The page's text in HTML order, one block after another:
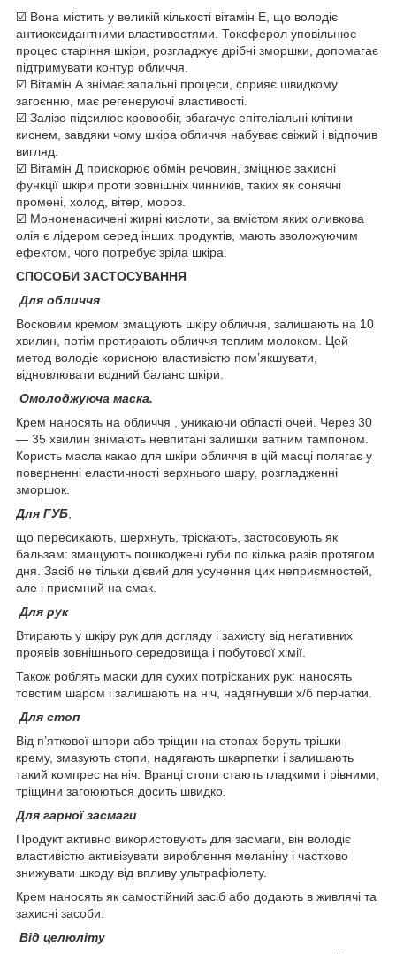
☑️ Вона містить у великій кількості вітамін Е, що володіє
антиоксидантними властивостями. Токоферол уповільнює
процес старіння шкіри, розгладжує дрібні зморшки, допомагає
підтримувати контур обличчя.
☑️ Вітамін А знімає запальні процеси, сприяє швидкому
загоєнню, має регенеруючі властивості.
☑️ Залізо підсилює кровообіг, збагачує епітеліальні клітини
киснем, завдяки чому шкіра обличчя набуває свіжий і відпочив
вигляд.
☑️ Вітамін Д прискорює обмін речовин, зміцнює захисні
функції шкіри проти зовнішніх чинників, таких як сонячні
промені, холод, вітер, мороз.
☑️ Мононенасичені жирні кислоти, за вмістом яких оливкова
олія є лідером серед інших продуктів, мають зволожуючим
ефектом, чого потребує зріла шкіра.
СПОСОБИ ЗАСТОСУВАННЯ
Для обличчя
Восковим кремом змащують шкіру обличчя, залишають на 10
хвилин, потім протирають обличчя теплим молоком. Цей
метод володіє корисною властивістю пом’якшувати,
відновлювати водний баланс шкіри.
Омолоджуюча маска.
Крем наносять на обличчя , уникаючи області очей. Через 30
— 35 хвилин знімають невпитані залишки ватним тампоном.
Користь масла какао для шкіри обличчя в цій масці полягає у
поверненні еластичності верхнього шару, розгладженні
зморшок.
Для ГУБ
що пересихають, шерхнуть, тріскають, застосовують як
бальзам: змащують пошкоджені губи по кілька разів протягом
дня. Засіб не тільки дієвий для усунення цих неприємностей,
але і приємний на смак.
Для рук
Втирають у шкіру рук для догляду і захисту від негативних
проявів зовнішнього середовища і побутової хімії.
Також роблять маски для сухих потрісканих рук: наносять
товстим шаром і залишають на ніч, надягнувши х/б перчатки.
Для стоп
Від п’яткової шпори або тріщин на стопах беруть трішки
крему, змазують стопи, надягають шкарпетки і залишають
такий компрес на ніч. Вранці стопи стають гладкими і рівними,
тріщини загоюються досить швидко.
Для гарної засмаги
Продукт активно використовують для засмаги, він володіє
властивістю активізувати вироблення меланіну і частково
знижувати шкоду від впливу ультрафіолету.
Крем наносять як самостійний засіб або додають в живлячі та
захисні засоби.
Від целюліту